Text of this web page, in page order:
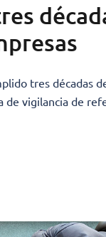
tres décadas
de vigilancia de